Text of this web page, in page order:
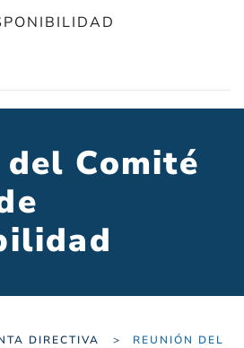
del Comité
DIRECTIVA
REUNIÓN DEL